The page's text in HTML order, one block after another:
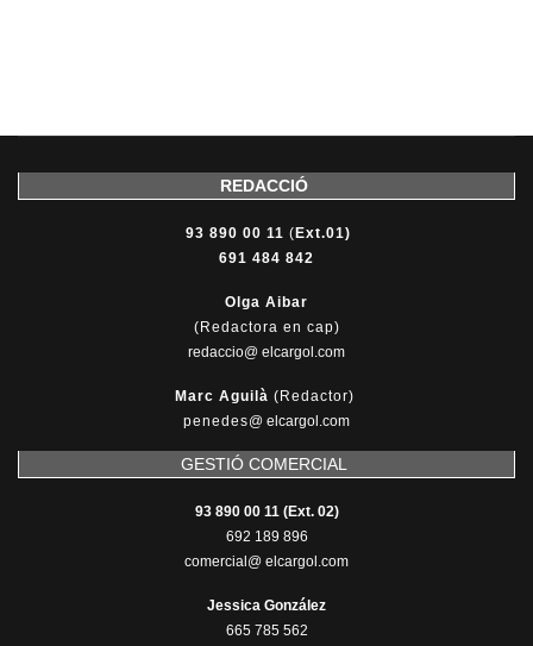
REDACCIÓ
93 890 00 11 ( Ext.01)
691 484 842
Olga Aibar
(Redactora en cap)
redaccio@ elcargol.com
Marc Aguilà (Redactor)
penedes@ elcargol.com
GESTIÓ COMERCIAL
93 890 00 11 (Ext. 02)
692 189 896
comercial@ elcargol.com
Jessica González
665 785 562